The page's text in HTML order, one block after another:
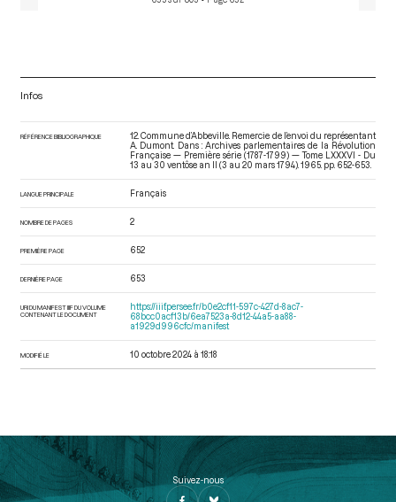
Infos
RÉFÉRENCE BIBLIOGRAPHIQUE
12. Commune d’Abbeville. Remercie de l’envoi du représentant
A. Dumont. Dans : Archives parlementaires de la Révolution
Française — Première série (1787-1799) — Tome LXXXVI - Du
13 au 30 ventôse an II (3 au 20 mars 1794) . 1965. pp. 652-653.
LANGUE PRINCIPALE Français
NOMBRE DE PAGES 2
PREMIÈRE PAGE 652
DERNIÈRE PAGE 653
URI DU MANIFEST IIIF DU VOLUME
CONTENANT LE DOCUMENT
https://iiif.persee.fr/b0e2cf11-597c-427d-8ac7-
68bcc0acf13b/6ea7523a-8d12-44a5-aa88-
a1929d996cfc/manifest
MODIFIÉ LE 10 octobre 2024 à 18:18
Suivez-nous